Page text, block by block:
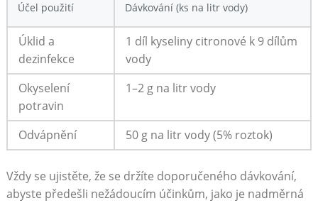
Účel použití Dávkování (ks na litr ​vody)
Úklid‍ a
dezinfekce
1 díl kyseliny citronové k 9⁤ dílům
vody
Okyselení
potravin
1–2 g na litr vody
Odvápnění 50 g na ⁣litr vody (5% roztok)
Vždy se‌ ujistěte, že se držíte doporučeného dávkování,
abyste předešli nežádoucím účinkům, jako je nadměrná⁢